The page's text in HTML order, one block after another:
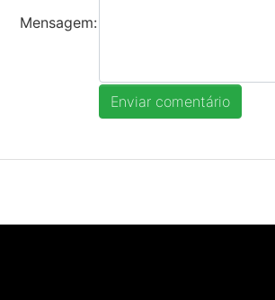
Mensagem: